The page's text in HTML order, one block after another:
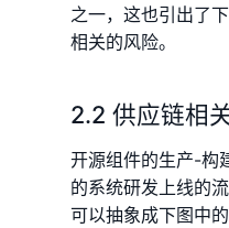
之一，这也引出了
相关的⻛险。
2.2 供应链相
开源组件的生产-构
的系统研发上线的
可以抽象成下图中的